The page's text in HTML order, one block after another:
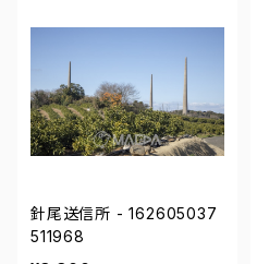
針尾送信所 - 162605037
511968